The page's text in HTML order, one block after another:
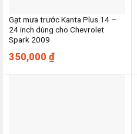
Gạt mưa trước Kanta Plus 14 –
24 inch dùng cho Chevrolet
Spark 2009
350,000 ₫